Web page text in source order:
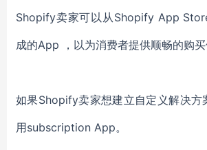
Shopify卖家可以从Shopify App
成的App ，以为消费者提供顺畅的购买
如果Shopify卖家想建立自定义解决方
用subscription App。